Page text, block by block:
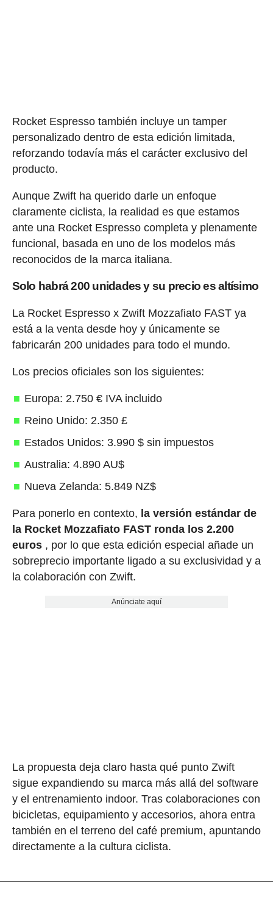
Rocket Espresso también incluye un tamper
personalizado dentro de esta edición limitada,
reforzando todavía más el carácter exclusivo del
producto.
Aunque Zwift ha querido darle un enfoque
claramente ciclista, la realidad es que estamos
ante una Rocket Espresso completa y plenamente
funcional, basada en uno de los modelos más
reconocidos de la marca italiana.
Solo habrá 200 unidades y su precio es altísimo
La Rocket Espresso x Zwift Mozzafiato FAST ya
está a la venta desde hoy y únicamente se
fabricarán 200 unidades para todo el mundo.
Los precios oficiales son los siguientes:
Europa: 2.750 € IVA incluido
Reino Unido: 2.350 £
Estados Unidos: 3.990 $ sin impuestos
Australia: 4.890 AU$
Nueva Zelanda: 5.849 NZ$
Para ponerlo en contexto, la versión estándar de
la Rocket Mozzafiato FAST ronda los 2.200
euros , por lo que esta edición especial añade un
sobreprecio importante ligado a su exclusividad y a
la colaboración con Zwift.
Anúnciate aquí
La propuesta deja claro hasta qué punto Zwift
sigue expandiendo su marca más allá del software
y el entrenamiento indoor. Tras colaboraciones con
bicicletas, equipamiento y accesorios, ahora entra
también en el terreno del café premium, apuntando
directamente a la cultura ciclista.